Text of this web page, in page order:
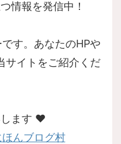
情報を発信中！
す。あなたのHPや
サイトをご紹介くだ
ます ❤︎
ほんブログ村